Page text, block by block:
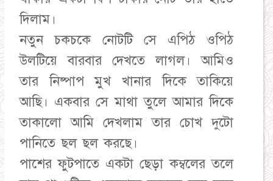
দিলাম।
নতুন চকচকে নোটটি সে এপিঠ ওপিঠ
উলটিয়ে বারবার দেখতে লাগল। আমিও
তার নিষ্পাপ মুখ খানার দিকে তাকিয়ে
আছি। একবার সে মাথা তুলে আমার দিকে
তাকালো আমি দেখলাম তার চোখ দুটো
পানিতে ছল ছল করছে।
পাশের ফুটপাতে একটা ছেড়া কম্বলের তলে